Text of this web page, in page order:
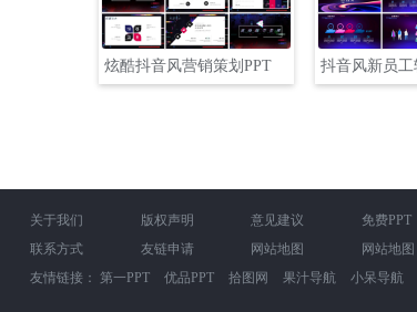
炫酷抖音风营销策划PPT
关于我们
联系方式
版权声明
友链申请
意见建议
网站地图
免费PPT
网站地图
友情链接： 第一PPT 优品PPT 拾图网 果汁导航 小呆导航